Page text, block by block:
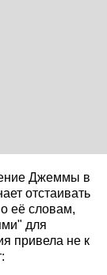
Джеммы в
отстаивать
её словам,
для
привела не к